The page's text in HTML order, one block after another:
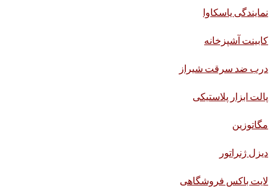
نمایندگی یاسکاوا
کابینت آشپزخانه
درب ضد سرقت شیراز
پالت ابزار پلاستیکی
مگاتوزین
دیزل ژنراتور
لایت باکس فروشگاهی